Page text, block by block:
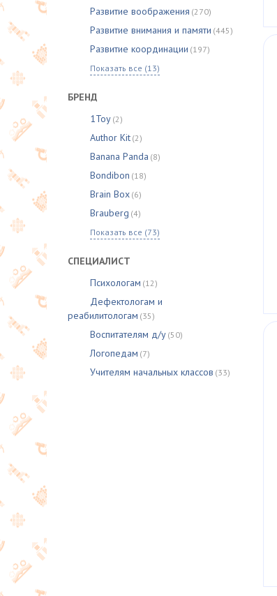
Развитие воображения (270)
Развитие внимания и памяти (445)
Развитие координации (197)
Показать все (13)
БРЕНД
1Toy (2)
Author Kit (2)
Banana Panda (8)
Bondibon (18)
Brain Box (6)
Brauberg (4)
Показать все (73)
СПЕЦИАЛИСТ
Психологам (12)
Дефектологам и
реабилитологам (35)
Воспитателям д/у (50)
Логопедам (7)
Учителям начальных классов (33)